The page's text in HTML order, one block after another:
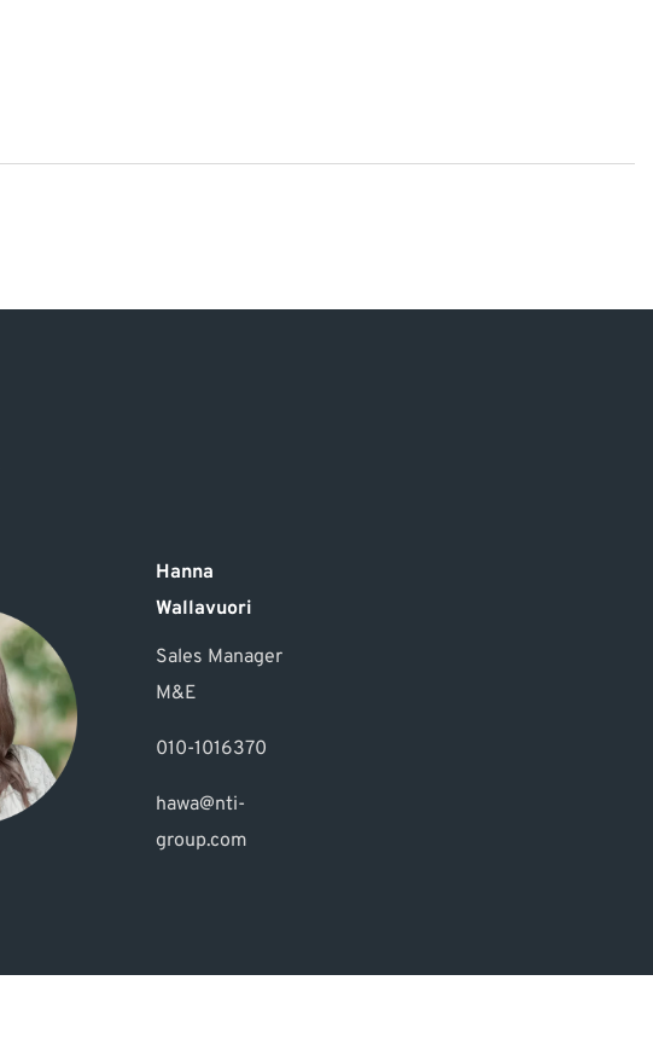
Hanna
Wallavuori
Sales Manager
M&E
010-1016370
hawa@nti-
group.com